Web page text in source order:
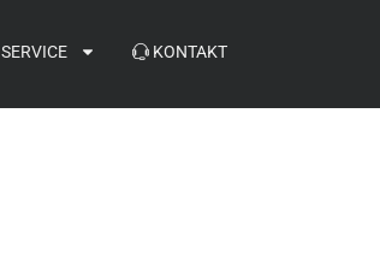
SERVICE KONTAKT